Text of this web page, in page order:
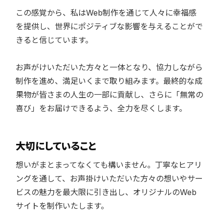
この感覚から、私はWeb制作を通じて人々に幸福感
を提供し、世界にポジティブな影響を与えることがで
きると信じています。
お声がけいただいた方々と一体となり、協力しながら
制作を進め、満足いくまで取り組みます。最終的な成
果物が皆さまの人生の一部に貢献し、さらに「無常の
喜び」をお届けできるよう、全力を尽くします。
大切にしていること
想いがまとまってなくても構いません。丁寧なヒアリ
ングを通して、お声掛けいただいた方々の想いやサー
ビスの魅力を最大限に引き出し、オリジナルのWeb
サイトを制作いたします。